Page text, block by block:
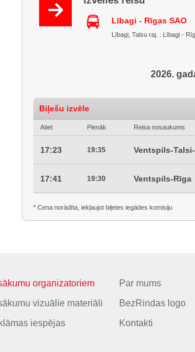
Lībagi - Rīgas SAO
Lībagi, Talsu raj. : Lībagi -
2026.
Biļešu izvēle
Atiet Pienāk Reisa nosaukums
17:23 19:35 Ventspils-
17:41 19:30 Ventspils-Rīga
* Cena norādīta, iekļaujot biļetes iegādes komisiju
organizatoriem
vizuālie materiāli
iespējas
Par mums
BezRindas logo
Kontakti